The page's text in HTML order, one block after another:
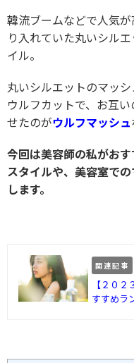
韓流ブームなどで人気
り入れていた丸いシル
イル。
丸いシルエットのマッ
ウルフカットで、お互
せたのがウルフマッシュ
今回は美容師の私がお
スタイルや、美容室で
します。
関連記事
【２０
すすめラ